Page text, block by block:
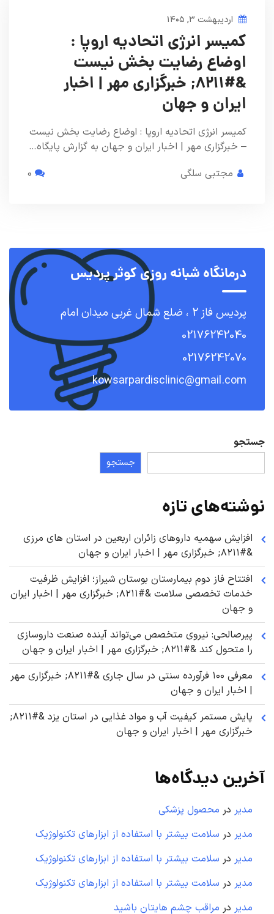
اردیبهشت ۳, ۱۴۰۵
کمیسر انرژی اتحادیه اروپا :
اوضاع رضایت بخش نیست
&#۸۲۱۱; خبرگزاری مهر | اخبار
ایران و جهان
کمیسر انرژی اتحادیه اروپا : اوضاع رضایت بخش نیست
– خبرگزاری مهر | اخبار ایران و جهان به گزارش پایگاه…
مجتبی سلگی
درمانگاه شبانه روزی کوثر پردیس
پردیس فاز 2 ، ضلع شمال غربی میدان امام
02176242040
02176242070
kowsarpardisclinic@gmail.com
جستجو
جستجو
نوشته‌های تازه
افزایش سهمیه داروهای زائران اربعین در استان های مرزی
&#۸۲۱۱; خبرگزاری مهر | اخبار ایران و جهان
افتتاح فاز دوم بیمارستان بوستان شیراز؛ افزایش ظرفیت
خدمات تخصصی سلامت &#۸۲۱۱; خبرگزاری مهر | اخبار ایران
و جهان
پیرصالحی: نیروی متخصص می‌تواند آینده صنعت داروسازی
را متحول کند &#۸۲۱۱; خبرگزاری مهر | اخبار ایران و جهان
معرفی ۱۰۰ فرآورده سنتی در سال جاری &#۸۲۱۱; خبرگزاری مهر
| اخبار ایران و جهان
پایش مستمر کیفیت آب و مواد غذایی در استان یزد &#۸۲۱۱;
خبرگزاری مهر | اخبار ایران و جهان
آخرین دیدگاه‌ها
مدیر در محصول پزشکی
مدیر در سلامت بیشتر با استفاده از ابزارهای تکنولوژیک
مدیر در سلامت بیشتر با استفاده از ابزارهای تکنولوژیک
مدیر در سلامت بیشتر با استفاده از ابزارهای تکنولوژیک
مدیر در مراقب چشم هایتان باشید